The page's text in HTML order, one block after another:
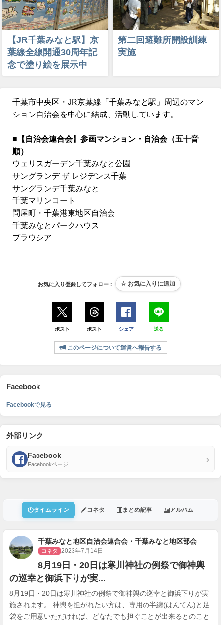
【JR千葉みなと駅】京
葉線全線開通30周年記
念で塗り絵を展示中
第二回避難所開設訓練
実施
千葉市中央区・JR京葉線「千葉みなと駅」周辺のマン
ション自治会を中心に結成、活動しています。
■【自治会連合会】参画マンション・自治会（五十音
順）
ウェリスガーデン千葉みなと公園
サングランデ ザ レジデンス千葉
サングランデ千葉みなと
千葉マリンコート
問屋町・千葉港東地区自治会
千葉みなとパークハウス
ブラウシア
お気に入り登録してフォロー：
ポスト ポスト シェア 送る
このページについて運営へ報告する
Facebook
Facebookで見る
外部リンク
Facebook
Facebookページ ›
タイムライン コネタ まとめ記事 アルバム